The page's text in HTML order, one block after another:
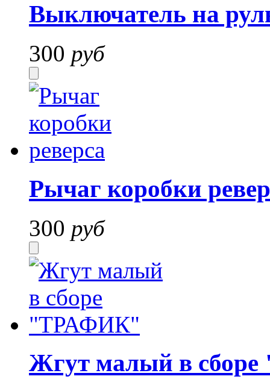
Выключатель на
300 руб
Рычаг коробки
300 руб
Жгут малый в